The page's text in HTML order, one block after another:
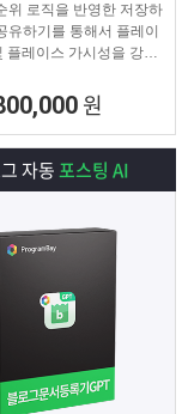
위 로직을 반영한 저장하
유하기를 통해서 플레이
플레이스 가시성을 강화
원
자동포스팅 AI